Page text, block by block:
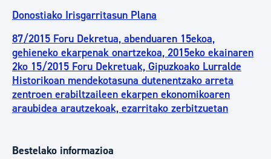
Donostiako Irisgarritasun Plana
87/2015 Foru Dekretua, abenduaren 15ekoa,
gehieneko ekarpenak onartzekoa, 2015eko ekainaren
2ko 15/2015 Foru Dekretuak, Gipuzkoako Lurralde
Historikoan mendekotasuna dutenentzako arreta
zentroen erabiltzaileen ekarpen ekonomikoaren
araubidea arautzekoak, ezarritako zerbitzuetan
Bestelako informazioa